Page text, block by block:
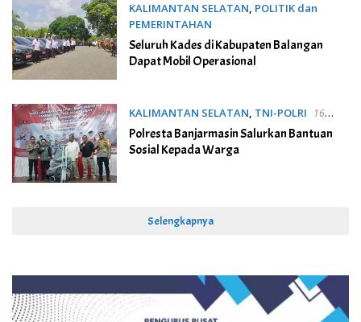
KALIMANTAN SELATAN, POLITIK dan
PEMERINTAHAN
16 November 2023
Seluruh Kades di Kabupaten Balangan
Dapat Mobil Operasional
KALIMANTAN SELATAN, TNI-POLRI
16
November 2023
Polresta Banjarmasin Salurkan Bantuan
Sosial Kepada Warga
Selengkapnya